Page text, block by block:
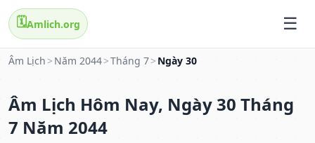
🗓️Amlich.org
Âm Lịch > Năm 2044>Tháng 7> Ngày 30
Âm Lịch Hôm Nay, Ngày 30 Tháng
7 Năm 2044